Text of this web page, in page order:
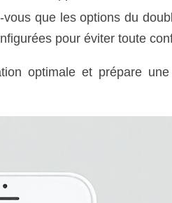
que les options du
pour éviter toute
optimale et prépare une